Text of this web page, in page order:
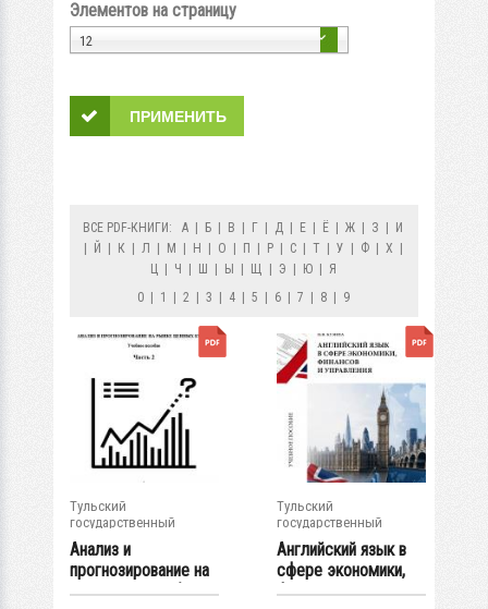
Элементов на страницу
12
ВСЕ PDF-КНИГИ: А Б В Г Д Е Ё Ж З
И
Й К Л М Н О П Р С Т У Ф Х
Ц
Ч Ш Ы Щ Э Ю
Я
0
1 2 3 4 5 6 7 8 9
Тульский
государственный
университет
Анализ и
прогнозирование на
рынке ценных бумаг
Тульский
государственный
университет
Английский язык в
сфере экономики,
финансов и...